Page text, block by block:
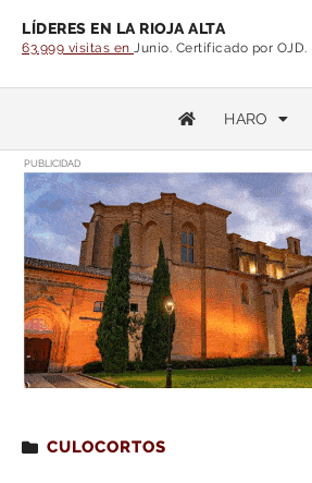
LÍDERES EN LA RIOJA ALTA
63.999 visitas en Junio. Certificado por OJD.
HARO
PUBLICIDAD
Estás leyendo : Ya queda
CULOCORTOS